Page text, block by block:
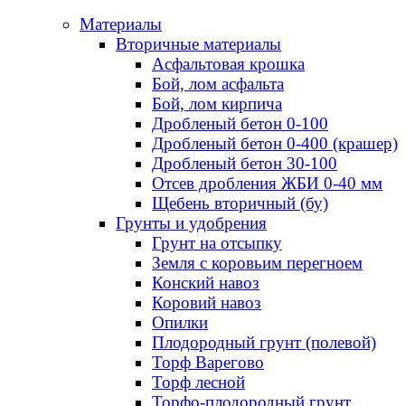
Материалы
Вторичные материалы
Асфальтовая крошка
Бой, лом асфальта
Бой, лом кирпича
Дробленый бетон 0-100
Дробленый бетон 0-400 (крашер)
Дробленый бетон 30-100
Отсев дробления ЖБИ 0-40 мм
Щебень вторичный (бу)
Грунты и удобрения
Грунт на отсыпку
Земля с коровьим перегноем
Конский навоз
Коровий навоз
Опилки
Плодородный грунт (полевой)
Торф Варегово
Торф лесной
Торфо-плодородный грунт